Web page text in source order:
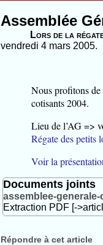
Assemblée
Lors de la
vendredi 4 mars 2005.
Nous profitons de
cotisants 2004.
Lieu de l’AG =>
Régate des petits
Voir la
Documents joints
assemblee-
Extraction PDF [-
Répondre à cet article